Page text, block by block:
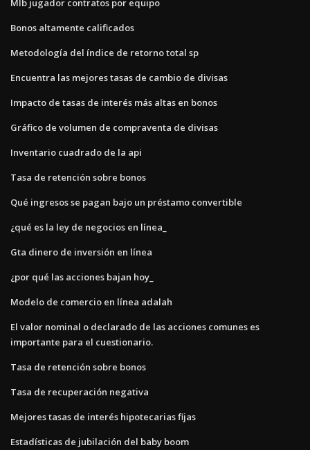
Mlb jugador contratos por equipo
Bonos altamente calificados
Metodología del índice de retorno total sp
Encuentra las mejores tasas de cambio de divisas
Impacto de tasas de interés más altas en bonos
Gráfico de volumen de compraventa de divisas
Inventario cuadrado de la api
Tasa de retención sobre bonos
Qué ingresos se pagan bajo un préstamo convertible
¿qué es la ley de negocios en línea_
Gta dinero de inversión en línea
¿por qué las acciones bajan hoy_
Modelo de comercio en línea adalah
El valor nominal o declarado de las acciones comunes es
importante para el cuestionario.
Tasa de retención sobre bonos
Tasa de recuperación negativa
Mejores tasas de interés hipotecarias fijas
Estadísticas de jubilación del baby boom